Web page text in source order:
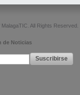
All Rights Reserved.
de Noticias
Suscribirse